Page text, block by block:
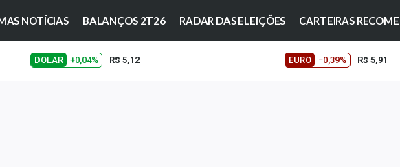
NOTÍCIAS BALANÇOS 2T26 RADAR DAS ELEIÇÕES CARTEIRAS
DOLAR +0,04% R$ 5,12 EURO −0,39% R$ 5,91